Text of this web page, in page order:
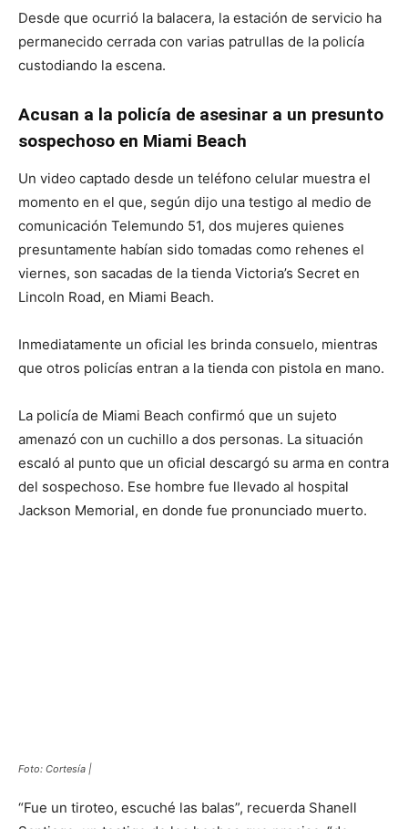
Desde que ocurrió la balacera, la estación de servicio ha
permanecido cerrada con varias patrullas de la policía
custodiando la escena.
Acusan a la policía de asesinar a un presunto
sospechoso en Miami Beach
Un video captado desde un teléfono celular muestra el
momento en el que, según dijo una testigo al medio de
comunicación Telemundo 51, dos mujeres quienes
presuntamente habían sido tomadas como rehenes el
viernes, son sacadas de la tienda Victoria’s Secret en
Lincoln Road, en Miami Beach.
Inmediatamente un oficial les brinda consuelo, mientras
que otros policías entran a la tienda con pistola en mano.
La policía de Miami Beach confirmó que un sujeto
amenazó con un cuchillo a dos personas. La situación
escaló al punto que un oficial descargó su arma en contra
del sospechoso. Ese hombre fue llevado al hospital
Jackson Memorial, en donde fue pronunciado muerto.
Foto: Cortesía |
“Fue un tiroteo, escuché las balas”, recuerda Shanell